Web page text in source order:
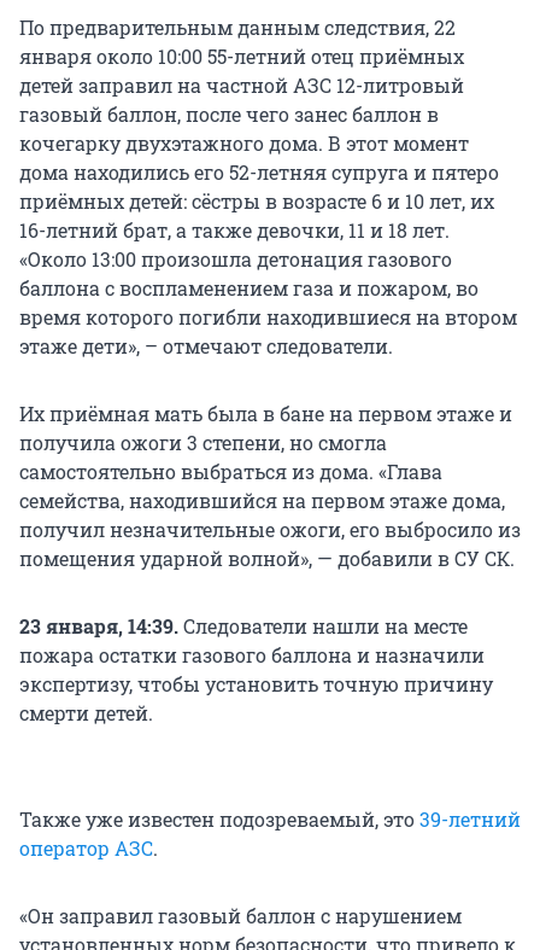
По предварительным данным следствия, 22
января около 10:00 55-летний отец приёмных
детей заправил на частной АЗС 12-литровый
газовый баллон, после чего занес баллон в
кочегарку двухэтажного дома. В этот момент
дома находились его 52-летняя супруга и пятеро
приёмных детей: сёстры в возрасте 6 и 10 лет, их
16-летний брат, а также девочки, 11 и 18 лет.
«Около 13:00 произошла детонация газового
баллона с воспламенением газа и пожаром, во
время которого погибли находившиеся на втором
этаже дети», – отмечают следователи.
Их приёмная мать была в бане на первом этаже и
получила ожоги 3 степени, но смогла
самостоятельно выбраться из дома. «Глава
семейства, находившийся на первом этаже дома,
получил незначительные ожоги, его выбросило из
помещения ударной волной», — добавили в СУ СК.
23 января, 14:39.Следователи нашли на месте
пожара остатки газового баллона и назначили
экспертизу, чтобы установить точную причину
смерти детей.
Также уже известен подозреваемый, это39-летний
оператор АЗС.
«Он заправил газовый баллон с нарушением